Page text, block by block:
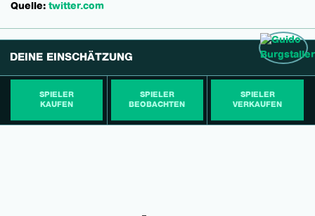
Quelle: twitter.com
DEINE EINSCHÄTZUNG
SPIELER
KAUFEN
SPIELER
BEOBACHTEN
SPIELER
VERKAUFEN